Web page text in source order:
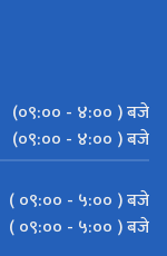
(०९:०० - ४:०० ) बजे
(०९:०० - ४:०० ) बजे
( ०९:०० - ५:०० ) बजे
( ०९:०० - ५:०० ) बजे